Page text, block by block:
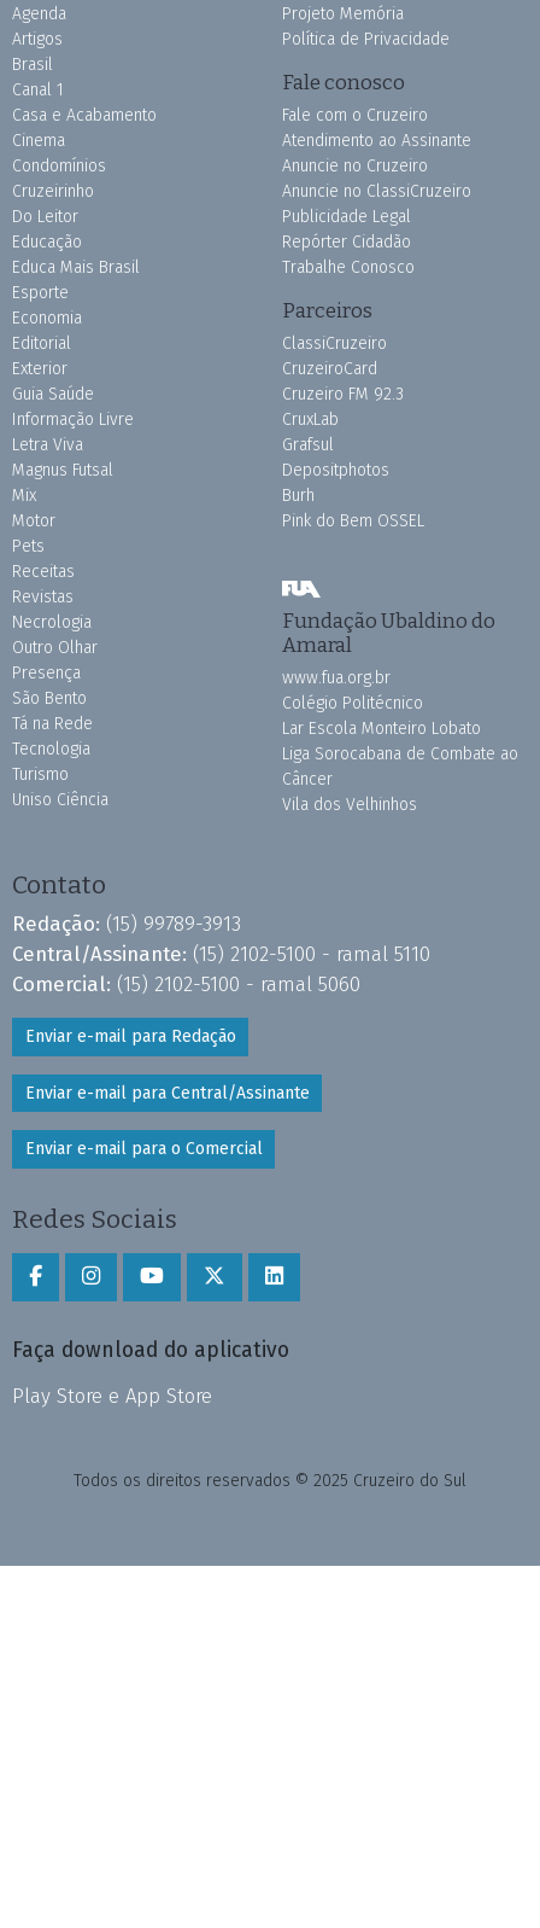
Agenda
Artigos
Brasil
Canal 1
Casa e Acabamento
Cinema
Condomínios
Cruzeirinho
Do Leitor
Educação
Educa Mais Brasil
Esporte
Economia
Editorial
Exterior
Guia Saúde
Informação Livre
Letra Viva
Magnus Futsal
Mix
Motor
Pets
Receitas
Revistas
Necrologia
Outro Olhar
Presença
São Bento
Tá na Rede
Tecnologia
Turismo
Uniso Ciência
Projeto Memória
Política de Privacidade
Fale conosco
Fale com o Cruzeiro
Atendimento ao Assinante
Anuncie no Cruzeiro
Anuncie no ClassiCruzeiro
Publicidade Legal
Repórter Cidadão
Trabalhe Conosco
Parceiros
ClassiCruzeiro
CruzeiroCard
Cruzeiro FM 92.3
CruxLab
Grafsul
Depositphotos
Burh
Pink do Bem OSSEL
Fundação Ubaldino do
Amaral
www.fua.org.br
Colégio Politécnico
Lar Escola Monteiro Lobato
Liga Sorocabana de Combate ao
Câncer
Vila dos Velhinhos
Contato
Redação: (15) 99789-3913
Central/Assinante: (15) 2102-5100 - ramal 5110
Comercial: (15) 2102-5100 - ramal 5060
Enviar e-mail para Redação
Enviar e-mail para Central/Assinante
Enviar e-mail para o Comercial
Redes Sociais
Faça download do aplicativo
Play Store e App Store
Todos os direitos reservados © 2025 Cruzeiro do Sul